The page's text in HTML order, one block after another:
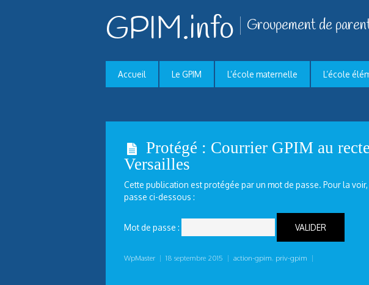
GPIM.info Groupement de
Accueil Le GPIM L’école maternelle L’école
Protégé : Courrier GPIM au
Versailles
Cette publication est protégée par un mot de passe. Pour la
passe ci-dessous :
Mot de passe :
WpMaster | 18 septembre 2015 | action-gpim, priv-gpim |